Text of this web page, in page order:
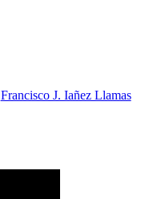
Francisco J. Iañez Llamas